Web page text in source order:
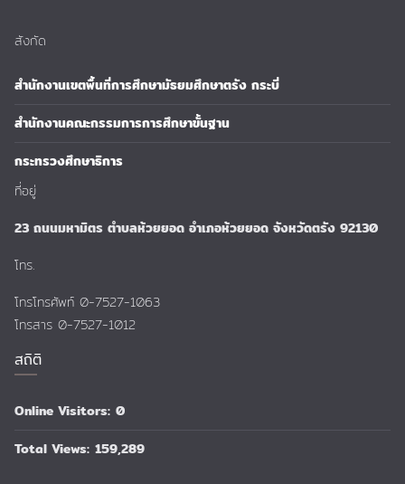
สังกัด
สำนักงานเขตพื้นที่การศึกษามัธยมศึกษาตรัง กระบี่
สำนักงานคณะกรรมการการศึกษาขั้นฐาน
กระทรวงศึกษาธิการ
ที่อยู่
23 ถนนมหามิตร ตำบลห้วยยอด อำเภอห้วยยอด จังหวัดตรัง 92130
โทร.
โทรโทรศัพท์ 0-7527-1063
โทรสาร 0-7527-1012
สถิติ
Online Visitors: 0
Total Views: 159,289